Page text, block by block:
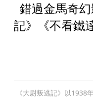
錯過金馬奇
記》《不看鐵
《大尉叛逃記》以1938